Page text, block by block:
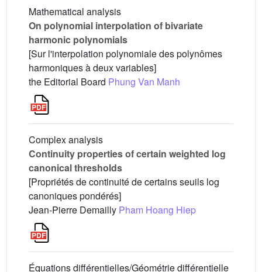
Mathematical analysis
On polynomial interpolation of bivariate
harmonic polynomials
[Sur l'interpolation polynomiale des polynômes
harmoniques à deux variables]
the Editorial Board Phung Van Manh
Complex analysis
Continuity properties of certain weighted log
canonical thresholds
[Propriétés de continuité de certains seuils log
canoniques pondérés]
Jean-Pierre Demailly Pham Hoang Hiep
Équations différentielles/Géométrie différentielle